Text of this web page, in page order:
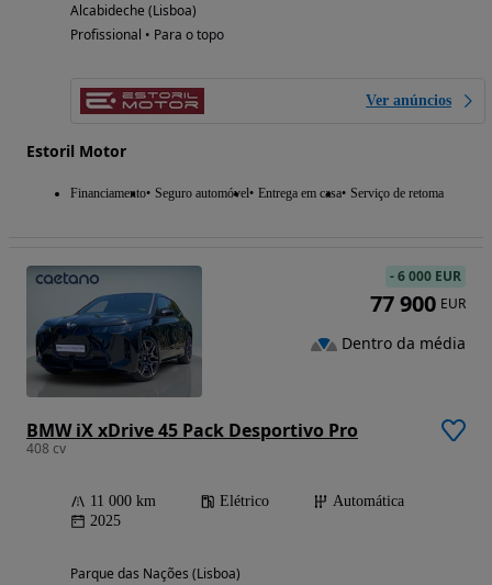
Alcabideche (Lisboa)
Profissional • Para o topo
Ver anúncios
Estoril Motor
Financiamento Seguro automóvel Entrega em casa Serviço de retoma
BMW iX xDrive 45 Pack Desportivo Pro
408 cv
11 000 km Elétrico
Automática
2025
Parque das Nações (Lisboa)
-6 000 EUR
77 900 EUR
Dentro da média